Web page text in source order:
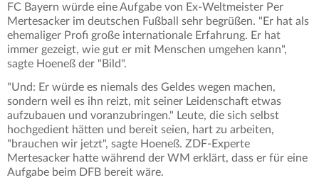
FC Bayern würde eine Aufgabe von Ex-Weltmeister Per
Mertesacker im deutschen Fußball sehr begrüßen. "Er hat als
ehemaliger Profi große internationale Erfahrung. Er hat
immer gezeigt, wie gut er mit Menschen umgehen kann",
sagte Hoeneß der "Bild".
"Und: Er würde es niemals des Geldes wegen machen,
sondern weil es ihn reizt, mit seiner Leidenschaft etwas
aufzubauen und voranzubringen." Leute, die sich selbst
hochgedient hätten und bereit seien, hart zu arbeiten,
"brauchen wir jetzt", sagte Hoeneß. ZDF-Experte
Mertesacker hatte während der WM erklärt, dass er für eine
Aufgabe beim DFB bereit wäre.